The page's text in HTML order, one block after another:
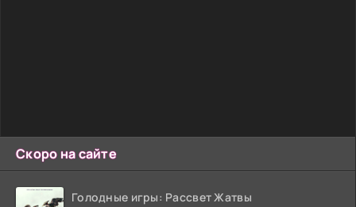
Скоро на сайте
Голодные игры: Рассвет Жатвы